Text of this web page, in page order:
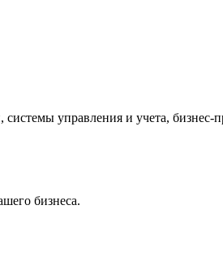
управления и учета, бизнес-
бизнеса.